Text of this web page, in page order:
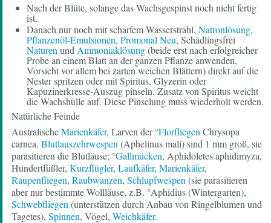
Nach der Blüte, solange das Wachsgespinst noch nicht fertig
ist.
Danach nur noch mit scharfem Wasserstrahl, Natronlösung,
Pflanzenöl-Emulsionen, Promonal Neu, Schädlingsfrei
Naturen und Ammoniaklösung(beide erst nach erfolgreicher
Probe an einem Blatt an der ganzen Pflanze anwenden,
Vorsicht vor allem bei zarten weichen Blättern) direkt auf die
Nester spritzen oder mit Spiritus, Glyzerin oder
Kapuzinerkresse-Auszug pinseln. Zusatz von Spiritus weicht
die Wachshülle auf. Diese Pinselung muss wiederholt werden.
Natürliche Feinde
AustralischeMarienkäfer, Larven der °Florfliegen Chrysopa
carnea, Blutlauszehrwespen (Aphelinus mali) sind 1 mm groß, sie
parasitieren die Blutläuse; °Gallmücken, Aphidoletes aphidimyza,
Hundertfüßler, Kurzflügler, Laufkäfer, Marienkäfer,
Raupenfliegen, Raubwanzen, Schlupfwespen (sie parasitieren
aber nur bestimmte Wollläuse, z.B. °Aphidius (Wintergarten),
Schwebfliegen (unterstützen durch Anbau von Ringelblumen und
Tagetes), Spinnen, Vögel, Weichkäfer.